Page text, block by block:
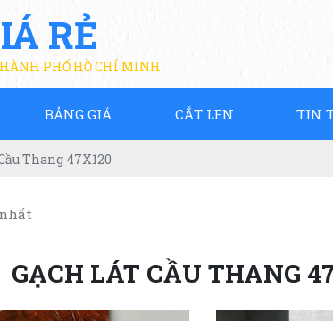
RẺ
PHỐ HỒ CHÍ MINH
BẢNG GIÁ CẮT LEN TIN
Thang 47X120
GẠCH LÁT CẦU THANG